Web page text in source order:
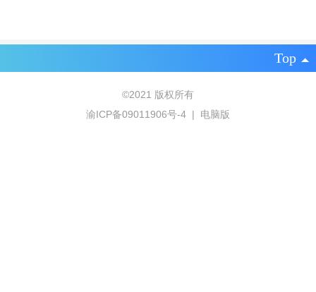
Top
©2021 版权所有
渝ICP备09011906号-4 | 电脑版